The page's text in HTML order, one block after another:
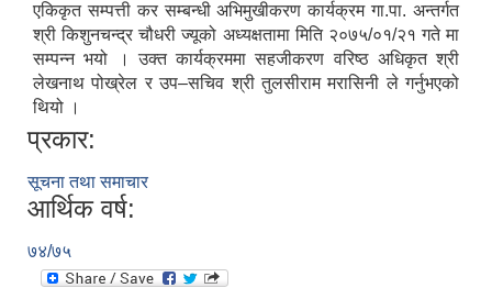
एकिकृत सम्पत्ती कर सम्बन्धी अभिमुखीकरण कार्यक्रम गा.पा. अन्तर्गत
श्री किशुनचन्द्र चौधरी ज्यूको अध्यक्षतामा मिति २०७५/०१/२१ गते मा
सम्पन्न भयो । उक्त कार्यक्रममा सहजीकरण वरिष्ठ अधिकृत श्री
लेखनाथ पोख्रेल र उप–सचिव श्री तुलसीराम मरासिनी ले गर्नुभएको
थियो ।
प्रकार:
सूचना तथा समाचार
आर्थिक वर्ष:
७४/७५